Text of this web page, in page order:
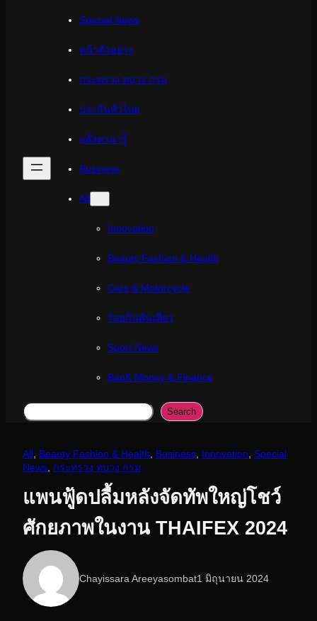
Special News
หน้าตัวอย่าง
กระทรวง ทบวง กรม
ประกันทั่วไทย
อสังหาน่ารู้
Business
All
Innovation
Beauty Fashion & Health
Cars & Motorcycle
ร้อยกินพันเที่ยว
Sport News
ฺBanK Money & Finance
Search Search
All Beauty Fashion & Health Business Innovation Special
News กระทรวง ทบวง กรม
แพนฟู้ดปลื้มหลังจัดทัพใหญ่โชว์
ศักยภาพในงาน THAIFEX 2024
Chayissara Areeyasombat1 มิถุนายน 2024